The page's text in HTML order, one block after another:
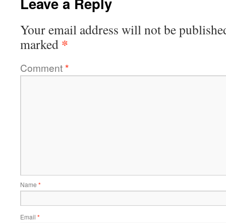
Your email address will not be
marked *
Comment*
Name *
Email *